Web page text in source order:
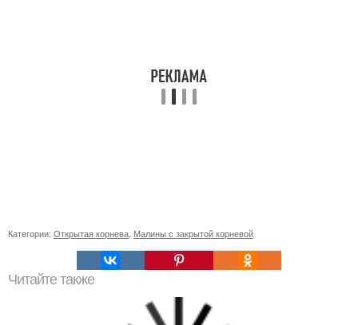
Категории: Открытая корнева Малины с закрытой корневой
Читайте также